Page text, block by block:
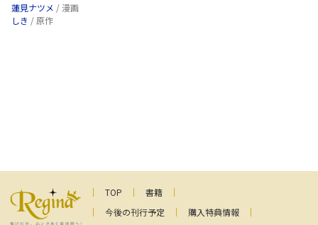
蓮見ナツメ / 漫画
しき / 原作
TOP
書籍
今後の刊行予定
購入特典情報